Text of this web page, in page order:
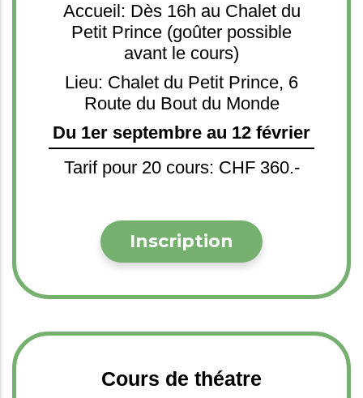
Accueil: Dès 16h au Chalet du
Petit Prince (goûter possible
avant le cours)
Lieu: Chalet du Petit Prince, 6
Route du Bout du Monde
Du 1er septembre au 12 février
Tarif pour 20 cours: CHF 360.-
Inscription
Cours de théatre